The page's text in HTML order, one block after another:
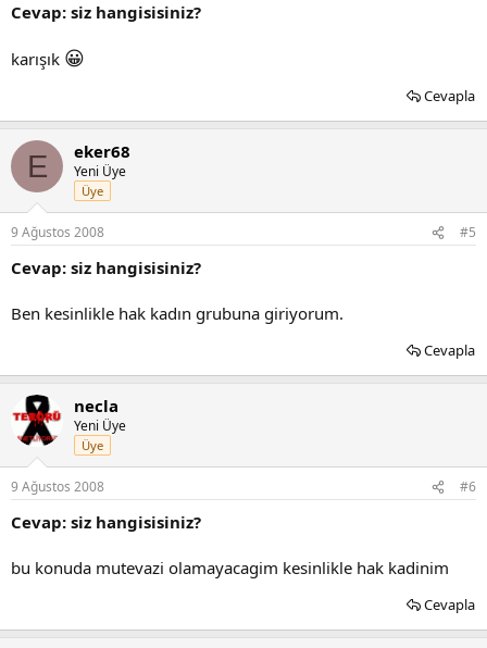
Cevap: siz hangisisiniz?
karışık 😀
Cevapla
E eker68
Yeni Üye
Üye
9 Ağustos 2008 #5
Cevap: siz hangisisiniz?
Ben kesinlikle hak kadın grubuna giriyorum.
Cevapla
necla
Yeni Üye
Üye
9 Ağustos 2008 #6
Cevap: siz hangisisiniz?
bu konuda mutevazi olamayacagim kesinlikle hak kadinim
Cevapla